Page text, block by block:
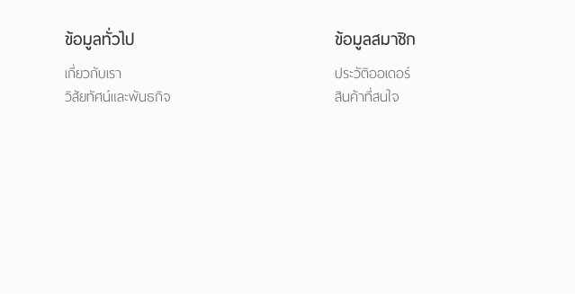
ข้อมูลทั่วไป
เกี่ยวกับเรา
วิสัยทัศน์และพันธกิจ
ข้อมูลสมาชิก
ประวัติออเดอร์
สินค้าที่สนใจ